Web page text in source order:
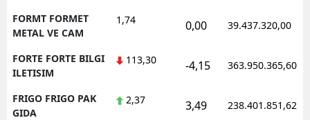
FORMT FORMET
METAL VE CAM
1,74 0,00 39.437.320,00
FORTE FORTE BILGI
ILETISIM
113,30 -4,15 363.950.365,60
FRIGO FRIGO PAK
GIDA
2,37 3,49 238.401.851,62